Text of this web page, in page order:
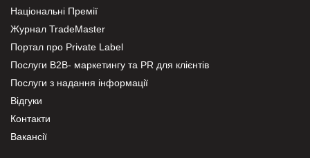
Національні Премії
Журнал TradeMaster
Портал про Private Label
Послуги В2В- маркетингу та PR для клієнтів
Послуги з надання інформації
Відгуки
Контакти
Вакансії